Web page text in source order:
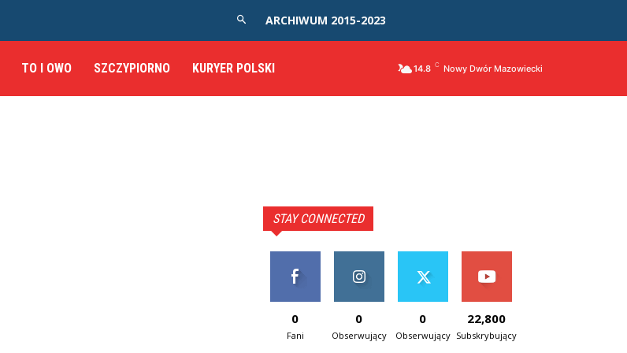
ARCHIWUM 2015-2023
TO I OWO SZCZYPIORNO KURYER POLSKI 14.8 C Nowy Dwór Mazowiecki
STAY CONNECTED
0
Fani
0
Obserwujący
0
Obserwujący
22,800
Subskrybujący